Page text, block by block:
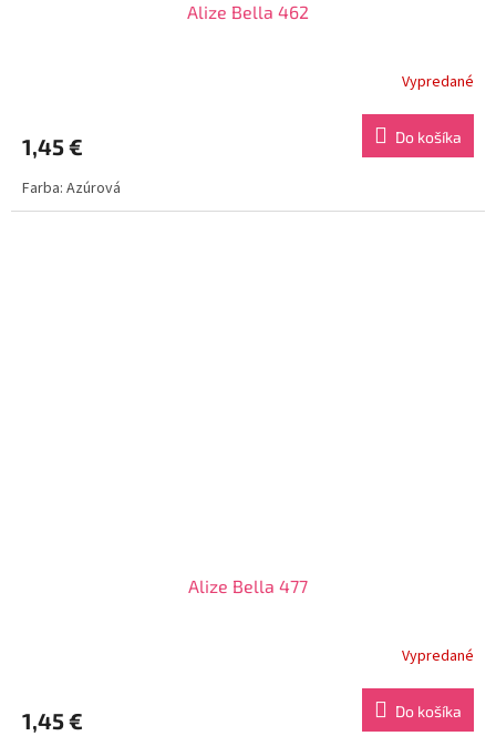
Alize Bella 462
Vypredané
1,45 € Do košíka
Farba: Azúrová
Alize Bella 477
Vypredané
1,45 € Do košíka